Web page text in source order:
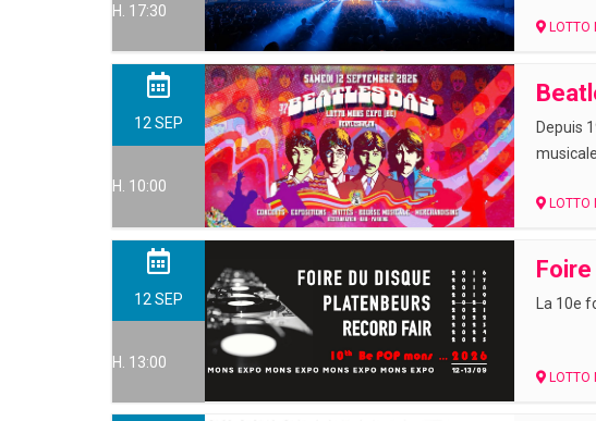
H. 17:30
LOTTO
12 SEP
H. 10:00
Depuis
LOTTO
12 SEP
H. 13:00
La 10e
LOTTO